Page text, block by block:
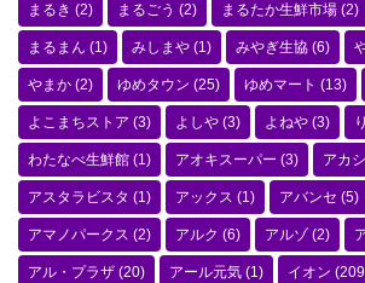
まるき (2) まるごう (2) まるたか生鮮市場 (2)
まるまん (1) みしまや (1) みやぎ生協 (6)
やまか (2) ゆめタウン (25) ゆめマート (13)
よこまちストア (3) よしや (3) よねや (3)
わたなべ生鮮館 (1) アオキスーパー (3) アカ
アスタラビスタ (1) アックス (1) アバンセ (5)
アマノパークス (2) アルク (6) アルゾ(2)
アル・プラザ (20) アール元気 (1) イオン